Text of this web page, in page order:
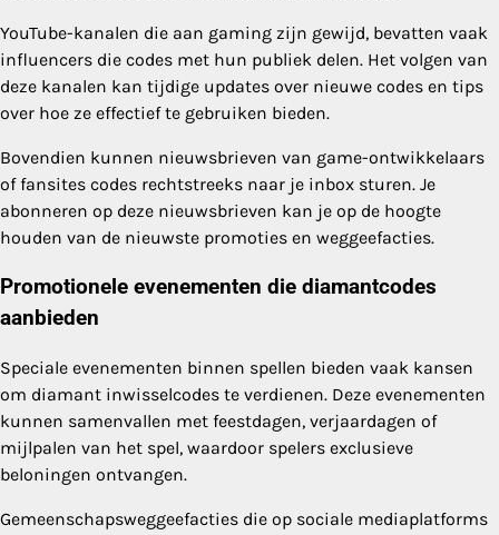
YouTube-kanalen die aan gaming zijn gewijd, bevatten vaak
influencers die codes met hun publiek delen. Het volgen van
deze kanalen kan tijdige updates over nieuwe codes en tips
over hoe ze effectief te gebruiken bieden.
Bovendien kunnen nieuwsbrieven van game-ontwikkelaars
of fansites codes rechtstreeks naar je inbox sturen. Je
abonneren op deze nieuwsbrieven kan je op de hoogte
houden van de nieuwste promoties en weggeefacties.
Promotionele evenementen die diamantcodes
aanbieden
Speciale evenementen binnen spellen bieden vaak kansen
om diamant inwisselcodes te verdienen. Deze evenementen
kunnen samenvallen met feestdagen, verjaardagen of
mijlpalen van het spel, waardoor spelers exclusieve
beloningen ontvangen.
Gemeenschapsweggeefacties die op sociale mediaplatforms